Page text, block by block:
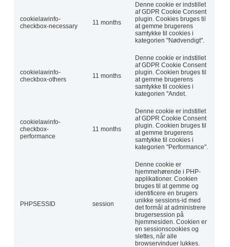
cookielawinfo-
checkbox-necessary
11 months
Denne cookie er indstillet
af GDPR Cookie Consent
plugin. Cookies bruges til
at gemme brugerens
samtykke til cookies i
kategorien "Nødvendigt".
cookielawinfo-
checkbox-others
11 months
Denne cookie er indstillet
af GDPR Cookie Consent
plugin. Cookien bruges til
at gemme brugerens
samtykke til cookies i
kategorien "Andet.
cookielawinfo-
checkbox-
performance
11 months
Denne cookie er indstillet
af GDPR Cookie Consent
plugin. Cookien bruges til
at gemme brugerens
samtykke til cookies i
kategorien "Performance".
PHPSESSID session
Denne cookie er
hjemmehørende i PHP-
applikationer. Cookien
bruges til at gemme og
identificere en brugers
unikke sessions-id med
det formål at administrere
brugersession på
hjemmesiden. Cookien er
en sessionscookies og
slettes, når alle
browservinduer lukkes.